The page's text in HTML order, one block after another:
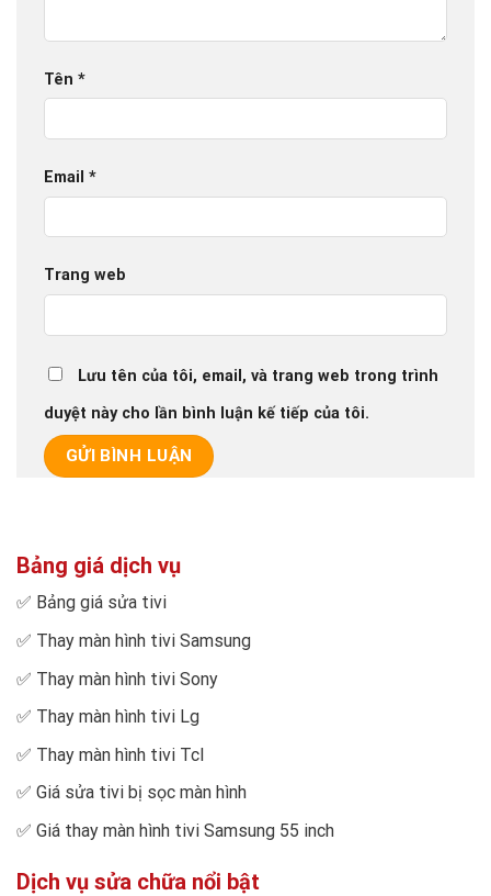
Tên *
Email *
Trang web
Lưu tên của tôi, email, và trang web trong trình
duyệt này cho lần bình luận kế tiếp của tôi.
Bảng giá dịch vụ
✅ Bảng giá sửa tivi
✅ Thay màn hình tivi Samsung
✅ Thay màn hình tivi Sony
✅ Thay màn hình tivi Lg
✅ Thay màn hình tivi Tcl
✅ Giá sửa tivi bị sọc màn hình
✅ Giá thay màn hình tivi Samsung 55 inch
Dịch vụ sửa chữa nổi bật